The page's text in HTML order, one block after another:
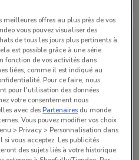
Boulanger
offres au plus près de vos
vous pouvez visualiser des
de tous les jours plus pertinents à
est possible grâce à une série
fonction de vos activités dans
liées, comme il est indiqué au
Pour ce faire, nous
pour l'utilisation des données
votre consentement nous
avec desPartenaires du monde
Vous pouvez modifier vos choix
> Privacy > Personnalisation dans
vous acceptez: Les publicités
des sujets liés à votre historique